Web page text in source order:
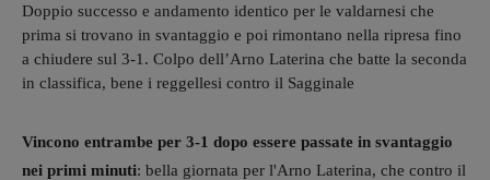
Doppio successo e andamento identico per le valdarnesi che
prima si trovano in svantaggio e poi rimontano nella ripresa fino
a chiudere sul 3-1. Colpo dell’Arno Laterina che batte la seconda
in classifica, bene i reggellesi contro il Sagginale
Vincono entrambe per 3-1 dopo essere passate in svantaggio
nei primi minuti: bella giornata per l'Arno Laterina, che contro il